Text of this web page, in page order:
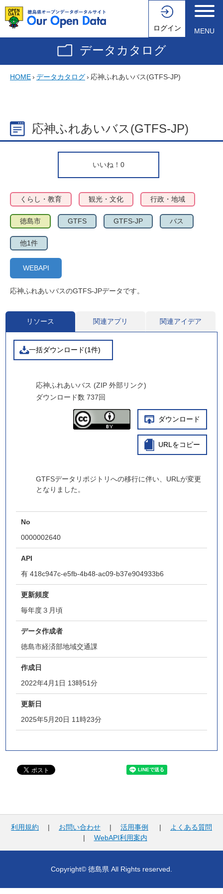
ログイン MENU
データカタログ
HOME› データカタログ› 応神ふれあいバス(GTFS-JP)
応神ふれあいバス(GTFS-JP)
いいね！ 0
くらし・教育 観光・文化 行政・地域
徳島市 GTFS GTFS-JP バス
他1件
WEBAPI
応神ふれあいバスのGTFS-JPデータです。
リソース 関連アプリ 関連アイデア
一括ダウンロード(1件)
応神ふれあいバス (ZIP 外部リンク)
ダウンロード数 737回
ダウンロード
URLをコピー
GTFSデータリポジトリへの移行に伴い、URLが変更
となりました。
No
0000002640
API
有 418c947c-e5fb-4b48-ac09-b37e904933b6
更新頻度
毎年度３月頃
データ作成者
徳島市経済部地域交通課
作成日
2022年4月1日 13時51分
更新日
2025年5月20日 11時23分
利用規約 | お問い合わせ | 活用事例 |
よくある質問
| WebAPI利用案内
Copyright© 徳島県 All Rights reserved.